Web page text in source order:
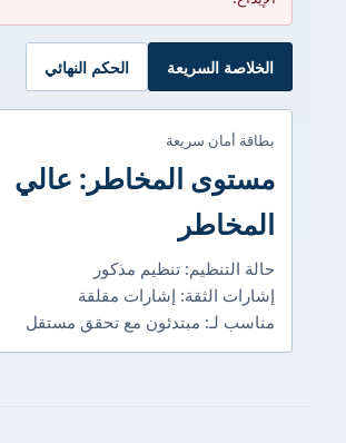
الخلاصة السريعة الحكم النهائي
بطاقة أمان سريعة
مستوى المخاطر: عالي
المخاطر
حالة التنظيم: تنظيم مذكور
إشارات الثقة: إشارات مقلقة
مناسب لـ: مبتدئون مع تحقق مستقل